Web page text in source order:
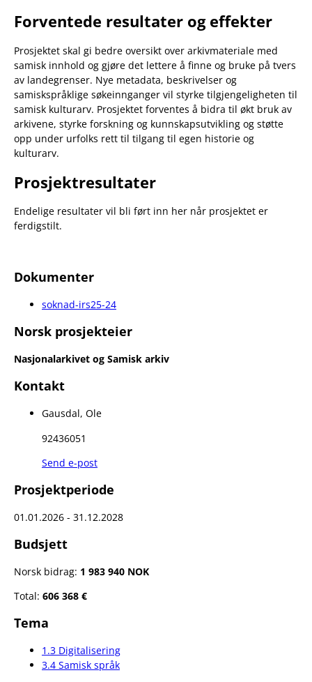
Forventede resultater og effekter
Prosjektet skal gi bedre oversikt over arkivmateriale med
samisk innhold og gjøre det lettere å finne og bruke på tvers
av landegrenser. Nye metadata, beskrivelser og
samiskspråklige søkeinnganger vil styrke tilgjengeligheten til
samisk kulturarv. Prosjektet forventes å bidra til økt bruk av
arkivene, styrke forskning og kunnskapsutvikling og støtte
opp under urfolks rett til tilgang til egen historie og
kulturarv.
Prosjektresultater
Endelige resultater vil bli ført inn her når prosjektet er
ferdigstilt.
Dokumenter
soknad-irs25-24
Norsk prosjekteier
Nasjonalarkivet og Samisk arkiv
Kontakt
Gausdal, Ole
92436051
Send e-post
Prosjektperiode
01.01.2026 - 31.12.2028
Budsjett
Norsk bidrag: 1 983 940 NOK
Total: 606 368 €
Tema
1.3 Digitalisering
3.4 Samisk språk